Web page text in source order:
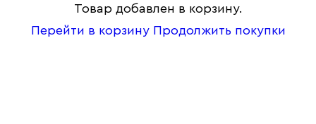
Товар добавлен в корзину.
Перейти в корзину Продолжить покупки